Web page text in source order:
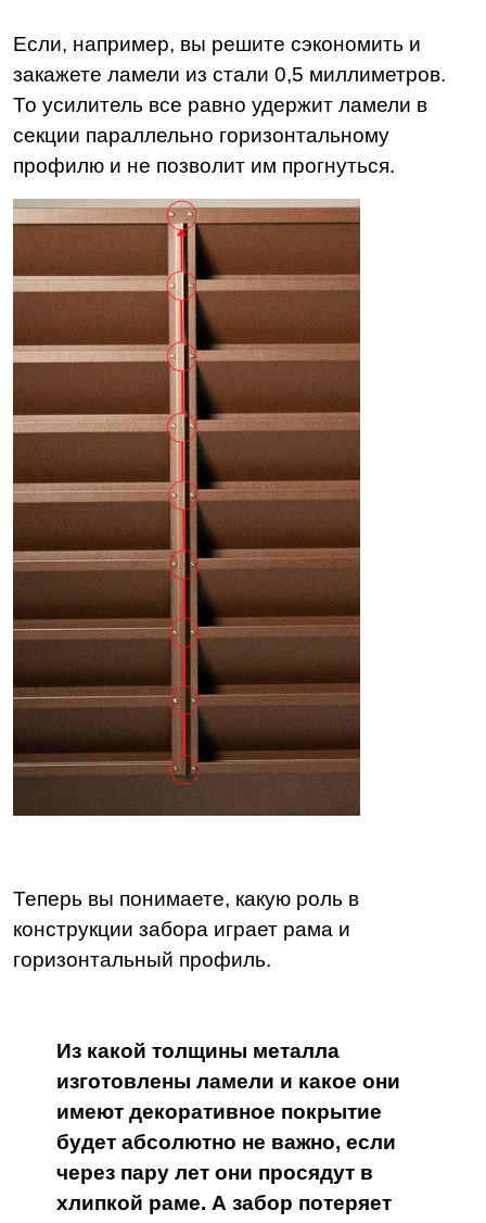
Если, например, вы решите сэкономить и
закажете ламели из стали 0,5 миллиметров.
То усилитель все равно удержит ламели в
секции параллельно горизонтальному
профилю и не позволит им прогнуться.
Теперь вы понимаете, какую роль в
конструкции забора играет рама и
горизонтальный профиль.
Из какой толщины металла
изготовлены ламели и какое они
имеют декоративное покрытие
будет абсолютно не важно, если
через пару лет они просядут в
хлипкой раме. А забор потеряет